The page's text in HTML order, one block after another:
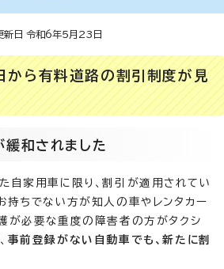
日 令和6年5月23日
ら有料道路の割引制度が見
緩和されました
自家用車に限り、割引が適用されてい
持ちでない方が知人の車やレンタカー
が必要な重度の障害者の方がタクシ
事前登録がない自動車でも、新たに割